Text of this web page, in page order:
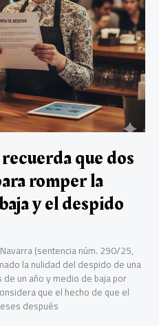
que dos
romper la
y el despido
(sentencia núm. 290/25,
la nulidad del despido de una
un año y medio de baja por
que el hecho de que el
después